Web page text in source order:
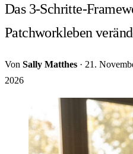
Das 3-Schritte-
Patchworkleben
Von Sally Matthes · 21.
2026